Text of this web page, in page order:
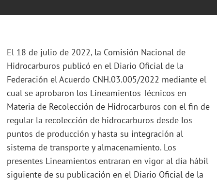
El 18 de julio de 2022, la Comisión Nacional de
Hidrocarburos publicó en el Diario Oficial de la
Federación el Acuerdo CNH.03.005/2022 mediante el
cual se aprobaron los Lineamientos Técnicos en
Materia de Recolección de Hidrocarburos con el fin de
regular la recolección de hidrocarburos desde los
puntos de producción y hasta su integración al
sistema de transporte y almacenamiento. Los
presentes Lineamientos entraran en vigor al día hábil
siguiente de su publicación en el Diario Oficial de la